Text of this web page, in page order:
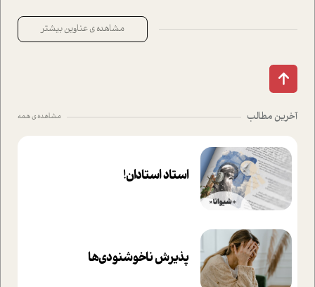
مشاهده ی عناوین بیشتر
آخرین مطالب مشاهده ی همه
استاد استادان!
پذیرش ناخوشنودی‌ها